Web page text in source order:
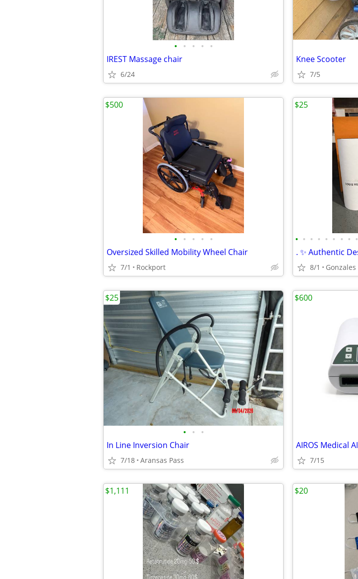
• • • • •
IREST Massage chair
6/24
Knee Scooter
7/5
• • • • •
Oversized Skilled Mobility Wheel Chair
7/1 Rockport
$500
• • • • • • • • •
8/1 Gonzales
$25
• • •
In Line Inversion Chair
7/18 Aransas Pass
$25
7/15
$600
$1,111 $20